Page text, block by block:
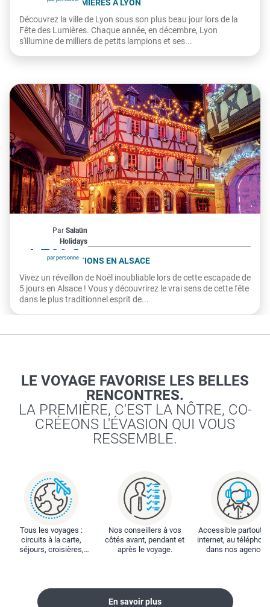
LA FÊTE DES LUMIÈRES À LYON
Découvrez la ville de Lyon sous son plus beau jour lors de la
Fête des Lumières. Chaque année, en décembre, Lyon
s'illumine de milliers de petits lampions et ses...
À partir de
1 269€
par personne
Par Salaün
Holidays
France
NOËL ET TRADITIONS EN ALSACE
Vivez un réveillon de Noël inoubliable lors de cette escapade de
5 jours en Alsace ! Vous y découvrirez le vrai sens de cette fête
dans le plus traditionnel esprit de...
LE VOYAGE FAVORISE LES BELLES
RENCONTRES.
LA PREMIÈRE, C'EST LA NÔTRE, CO-
CRÉEONS L'ÉVASION QUI VOUS
RESSEMBLE.
Tous les voyages :
circuits à la carte,
séjours, croisières,
Nos conseillers à vos
côtés avant, pendant et
après le voyage.
Accessible partout :
internet, au
dans nos agences.
En savoir plus